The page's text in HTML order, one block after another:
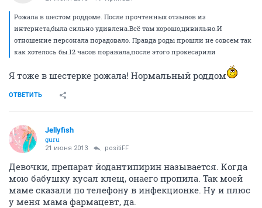
Рожала в шестом роддоме. После прочтенных отзывов из
интернета,была сильно удивлена.Всё там хорошо,цивильно.И
отношение персонала порадовало. Правда роды прошли не совсем так
как хотелось бы.12 часов поражала,после этого прокесарили
Я тоже в шестерке рожала! Нормальный роддом
ОТВЕТИТЬ
Jellyfish
guru
21 июня 2013 positiFF
Девочки, препарат йодантипирин называется. Когда
мою бабушку кусал клещ, онаего пропила. Так моей
маме сказали по телефону в инфекционке. Ну и плюс
у меня мама фармацевт, да.